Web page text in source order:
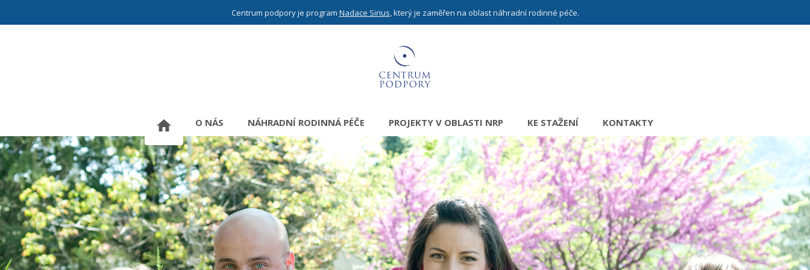
Centrum podpory je program Nadace Sirius, který je zaměřen na oblast náhradní rodinné péče.
O NÁS NÁHRADNÍ RODINNÁ PÉČE PROJEKTY V OBLASTI NRP KE STAŽENÍ KONTAKTY